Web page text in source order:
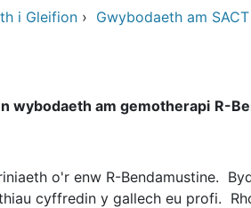
i Gleifion › Gwybodaeth am
wybodaeth am gemotherapi R-
o'r enw R-Bendamustine.
cyffredin y gallech eu profi.